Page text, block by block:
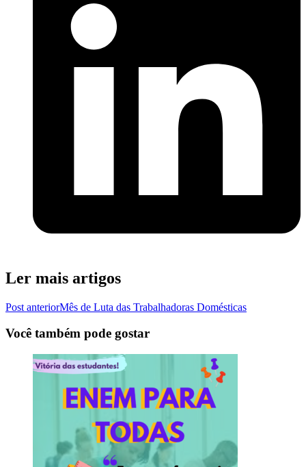
Ler mais artigos
Post anteriorMês de Luta das Trabalhadoras Domésticas
Você também pode gostar